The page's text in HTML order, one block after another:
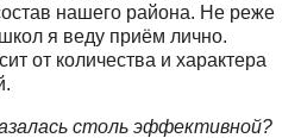
нашего района. Не реже
я веду приём лично.
от количества и характера
столь эффективной?